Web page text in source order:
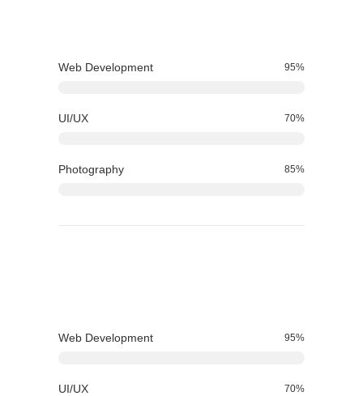
Web Development 95%
UI/UX 70%
Photography 85%
Web Development 95%
UI/UX 70%